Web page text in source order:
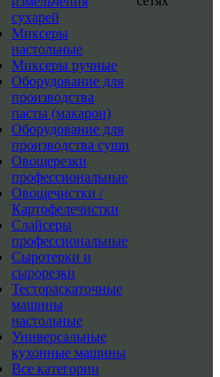
сухарей
Миксеры
настольные
Миксеры ручные
Оборудование для
производства
пасты (макарон)
Оборудование для
производства суши
Овощерезки
профессиональные
Овощечистки /
Картофелечистки
Слайсеры
профессиональные
Сыротерки и
сырорезки
Тестораскаточные
машины
настольные
Универсальные
кухонные машины
Все категории